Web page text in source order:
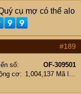
cụ mợ có thể alo
#189
số
OF-309501
cơ